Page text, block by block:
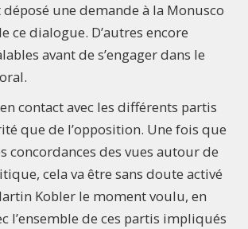
une demande à la Monusco
ce dialogue. D’autres encore
avant de s’engager dans le
contact avec les différents partis
que de l’opposition. Une fois que
concordances des vues autour de
cela va être sans doute activé
Kobler le moment voulu, en
l’ensemble de ces partis impliqués